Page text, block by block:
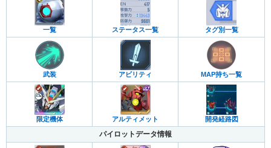
一覧 ステータス一覧 タグ別一覧
武装 アビリティ MAP持ち一覧
限定機体 アルティメット 開発経路図
パイロットデータ情報